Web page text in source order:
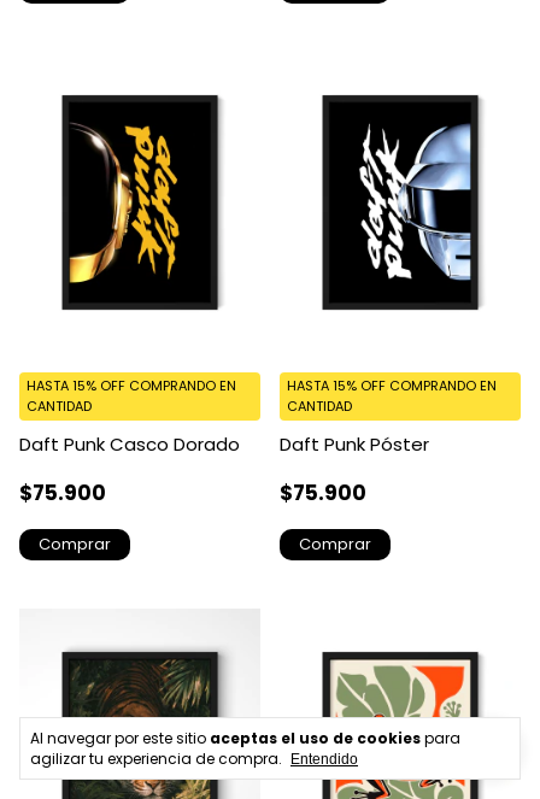
Al navegar por este sitio aceptas el uso de cookiespara
agilizar tu experiencia de compra.
Entendido
Daft Punk Casco Dorado
$75.900
HASTA 15% OFF COMPRANDO EN
CANTIDAD
Comprar
Daft Punk Póster
$75.900
HASTA 15% OFF COMPRANDO EN
CANTIDAD
Comprar